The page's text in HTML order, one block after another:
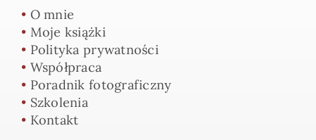
• O mnie
• Moje książki
• Polityka prywatności
• Współpraca
• Poradnik fotograficzny
• Szkolenia
• Kontakt